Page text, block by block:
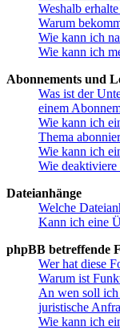
Weshalb
Warum
Wie kann ich
Wie kann ich
Abonnements und
Was ist der
einem
Wie kann ich
Thema
Wie kann ich
Wie deaktiviere
Dateianhänge
Welche
Kann ich eine
phpBB betreffende
Wer hat diese
Warum ist
An wen soll ich
juristische
Wie kann ich